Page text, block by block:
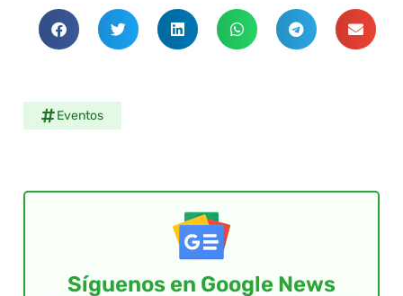
Eventos
Síguenos en Google News